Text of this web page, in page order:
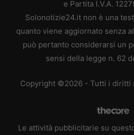
e Partita I.V.A.
Solonotizie24.it non è una
quanto viene aggiornato senza
può pertanto considerarsi un
sensi della legge n. 62
Copyright ©2026 - Tutti i diritti
Le attività pubblicitarie su